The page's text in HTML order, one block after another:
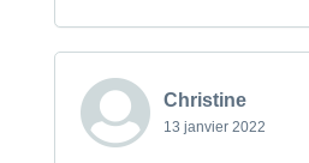
Christine
13 janvier 2022